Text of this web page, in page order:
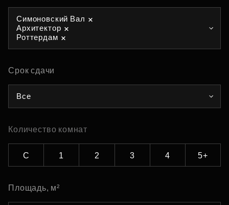
Симоновский Вал
Архитектор
Роттердам
Срок сдачи
Все
Количество комнат
С 1 2 3 4 5+
Площадь, м²